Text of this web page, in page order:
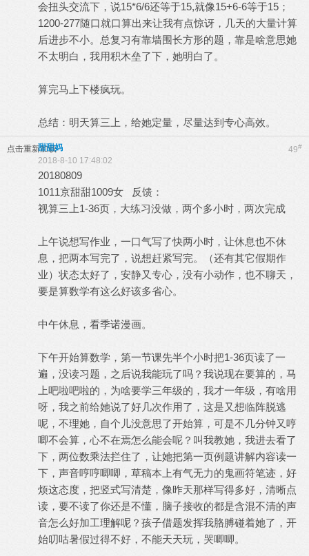
会扭头交流下，说15*6/6还等于15,就像15+6-6等于15；
1200-277随口就口算出来让我有点惊讶，几天的大量计算
后进步不小。总复习有靠墙围长方形的题，靠是啥意思她
不太明白，我用积木垒了下，她明白了。
算完马上下楼疯玩。
总结：明天算三上，给她定量，尽量达到专心高效。
点击重新加载 49#
甜甜妈
2018-8-10 17:48:02
20180809
1011京甜甜1009女 反馈：
视算三上1-36页，大练习没做，两个多小时，两次完成
上午说想写作业，一口气写了快两小时，让休息也不休
息，把两本写完了，说想赶紧写完。（还有其它假期作
业）状态太好了，安静又专心，没有小动作，也不聊天，
要是算数学有这么好该多省心。
中午休息，看季诺漫画。
下午开始算数学，第一节课先半个小时把1-36页读了一
遍，没读习题，之后说我能玩了吗？我说现在要算的，马
上吧啦吧啦的，为啥要学三年级的，我才一年级，有啥用
呀，我之前给她说了好几次作用了，这是又想临阵脱逃
呢，不理她，自个儿没意思了开始算，可是不几分钟又哼
唧不会算，心不在焉怎么能会呢？叫我教她，我进去看了
下，两位数乘法拦住了，让她把第一页例题讲解内容读一
下，声音哼哼唧唧，草稿本上有气无力的鬼画符笔迹，好
烦这态度，把竖式写清楚，像昨天那样写得多好，清晰点
读，要不读了你还是不懂，脑子接收的都是含混不清的声
音怎么好加工理解呢？孩子借题发挥我胳膊碰着她了，开
始叨咕暑假过得不好，不能天天玩，哭唧唧。